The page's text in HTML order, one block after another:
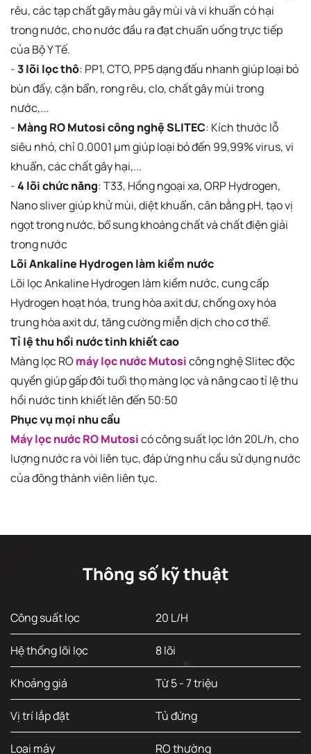
rêu, các tạp chất gây màu gây mùi và vi khuẩn có hại
trong nước, cho nước đầu ra đạt chuẩn uống trực tiếp
của Bộ Y Tế.
-3 lõi lọc thô: PP1, CTO, PP5 dạng đấu nhanh giúp loại bỏ
bùn đấy, cặn bẩn, rong rêu, clo, chất gây mùi trong
nước,...
- Màng RO Mutosi công nghệ SLITEC: Kích thước lỗ
siêu nhỏ, chỉ 0.0001 µm giúp loại bỏ đến 99,99% virus, vi
khuẩn, các chất gây hại,...
-4 lõi chức năng: T33, Hồng ngoại xa, ORP Hydrogen,
Nano sliver giúp khử mùi, diệt khuẩn, cân bằng pH, tạo vị
ngọt trong nước, bổ sung khoáng chất và chất điện giải
trong nước
Lõi Ankaline Hydrogen làm kiềm nước
Lõi lọc Ankaline Hydrogen làm kiềm nước, cung cấp
Hydrogen hoạt hóa, trung hòa axit dư, chống oxy hóa
trung hòa axit dư, tăng cường miễn dịch cho cơ thể.
Tỉ lệ thu hồi nước tinh khiết cao
Màng lọc RO máy lọc nước Mutosicông nghệ Slitec độc
quyền giúp gấp đôi tuổi thọ màng lọc và nâng cao tỉ lệ thu
hồi nước tinh khiết lên đến 50:50
Phục vụ mọi nhu cầu
Máy lọc nước RO Mutosicó công suất lọc lớn 20L/h, cho
lượng nước ra vòi liên tục, đáp ứng nhu cầu sử dụng nước
của đông thành viên liên tục.
Thông số kỹ thuật
Công suất lọc 20 L/H
Hệ thống lõi lọc 8 lõi
Khoảng giá Từ 5 - 7 triệu
Vị trí lắp đặt Tủ đứng
Loại máy RO thường